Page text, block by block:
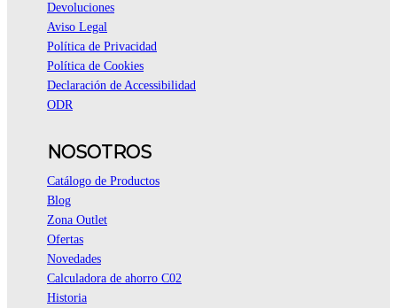
Devoluciones
Aviso Legal
Política de Privacidad
Política de Cookies
Declaración de Accessibilidad
ODR
NOSOTROS
Catálogo de Productos
Blog
Zona Outlet
Ofertas
Novedades
Calculadora de ahorro C02
Historia